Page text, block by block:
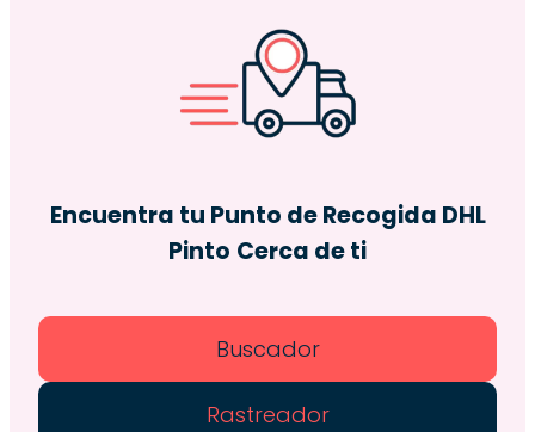
Encuentra tu Punto de Recogida DHL
Pinto Cerca de ti
Buscador
Rastreador